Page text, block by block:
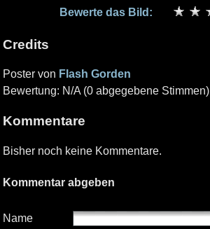
Bewerte das Bild:
Credits
Poster von Flash Gorden
Bewertung: N/A (0 abgegebene Stimmen)
Kommentare
Bisher noch keine Kommentare.
Kommentar abgeben
Name